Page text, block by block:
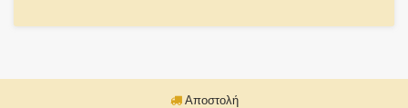
Αποστολή